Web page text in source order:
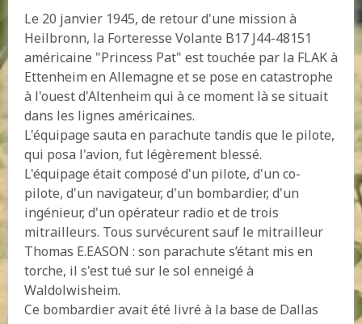
Le 20 janvier 1945, de retour d'une mission à
Heilbronn, la Forteresse Volante B17 J44-48151
américaine "Princess Pat" est touchée par la FLAK à
Ettenheim en Allemagne et se pose en catastrophe
à l'ouest d'Altenheim qui à ce moment là se situait
dans les lignes américaines.
L'équipage sauta en parachute tandis que le pilote,
qui posa l'avion, fut légèrement blessé.
L'équipage était composé d'un pilote, d'un co-
pilote, d'un navigateur, d'un bombardier, d'un
ingénieur, d'un opérateur radio et de trois
mitrailleurs. Tous survécurent sauf le mitrailleur
Thomas E.EASON : son parachute s’étant mis en
torche, il s'est tué sur le sol enneigé à
Waldolwisheim.
Ce bombardier avait été livré à la base de Dallas